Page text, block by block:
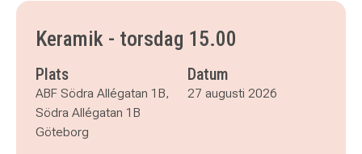
torsdag 10 september 2026klockan 15.00–18.00
torsdag 17 september 2026klockan 15.00–18.00
torsdag 24 september 2026
klockan 15.00–18.00
torsdag 1 oktober 2026
klockan 15.00–18.00
torsdag 8 oktober 2026
klockan 15.00–18.00
torsdag 15 oktober 2026
torsdag 22 oktober 2026
Keramik - torsdag 15.00
Plats
ABF Södra Allégatan 1B,
Södra Allégatan 1B
Göteborg
Datum
27 augusti 2026